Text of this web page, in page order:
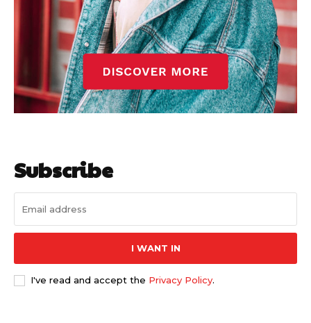
Subscribe
I WANT IN
I've read and accept the Privacy Policy.